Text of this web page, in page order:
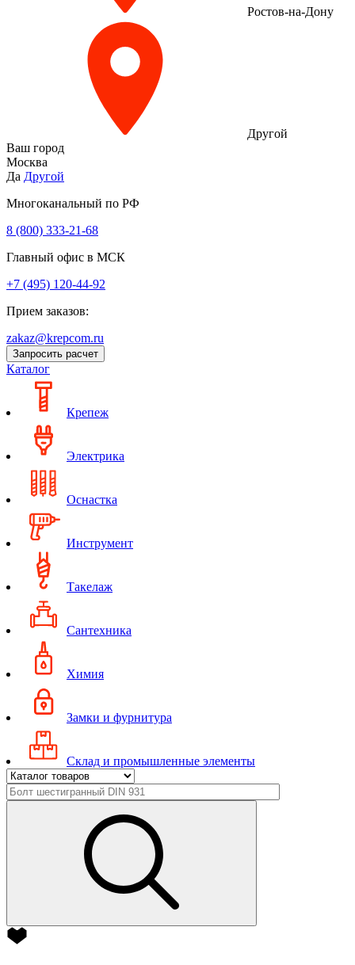
Ростов-на-Дону
Другой
Ваш город
Москва
Да Другой
Многоканальный по РФ
8 (800) 333‑21-68
Главный офис в МСК
+7 (495) 120-44-92
Прием заказов:
zakaz@krepcom.ru
Запросить расчет
Каталог
Крепеж
Электрика
Оснастка
Инструмент
Такелаж
Сантехника
Химия
Замки и фурнитура
Склад и промышленные элементы